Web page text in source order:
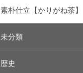
素朴仕立【かりがね茶】
未分類
歴史